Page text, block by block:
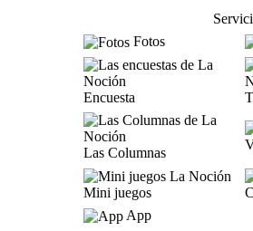
Fotos
Encuesta
Las Columnas
Mini juegos
App